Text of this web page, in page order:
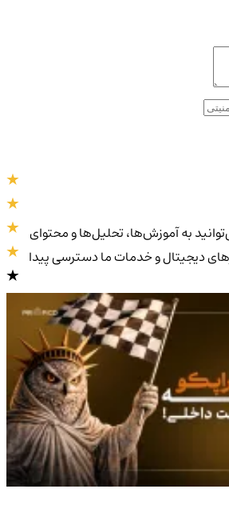
به آموزش‌ها، تحلیل‌ها و محتوای
دیجیتال و خدمات ما دسترسی پیدا